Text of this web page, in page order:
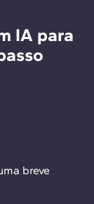
e Ecocraff
IA para
breve